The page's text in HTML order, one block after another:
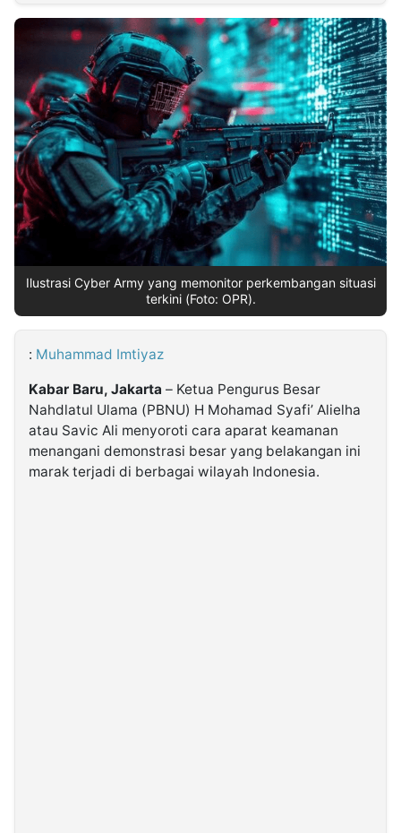
INDONESIA
Partner
Insight
NTB
Suara
Time
Lens
IDN
Daily
Jogja
Jalan
Rakyat
Idealita
News
Kita
Notice
Radar
Baru
Seedbacklink
Follow
Kabarbaru
Kabarbaru.co
2026
Ilustrasi Cyber Army yang memonitor perkembangan situasi
terkini (Foto: OPR).
: Muhammad Imtiyaz
Kabar Baru, Jakarta – Ketua Pengurus Besar
Nahdlatul Ulama (PBNU) H Mohamad Syafi’ Alielha
atau Savic Ali menyoroti cara aparat keamanan
menangani demonstrasi besar yang belakangan ini
marak terjadi di berbagai wilayah Indonesia.